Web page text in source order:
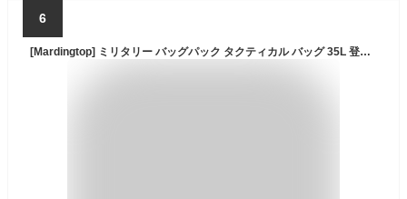
6
[Mardingtop] ミリタリー バッグパック タクティカル バッグ 35L 登山 リュック 戦術 キャンプ ハイキング トラベル アウトドア Molle対応 ブラック